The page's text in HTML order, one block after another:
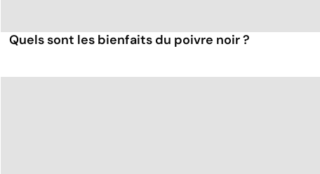
Quels sont les bienfaits du poivre noir ?